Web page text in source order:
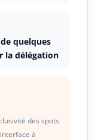
quelques
la délégation
des spots
à